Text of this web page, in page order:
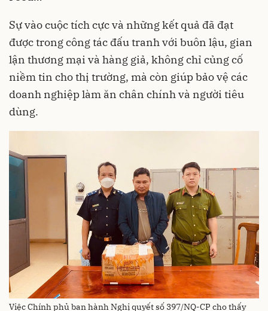
Sự vào cuộc tích cực và những kết quả đã đạt
được trong công tác đấu tranh với buôn lậu, gian
lận thương mại và hàng giả, không chỉ củng cố
niềm tin cho thị trường, mà còn giúp bảo vệ các
doanh nghiệp làm ăn chân chính và người tiêu
dùng.
Việc Chính phủ ban hành Nghị quyết số 397/NQ-CP cho thấy